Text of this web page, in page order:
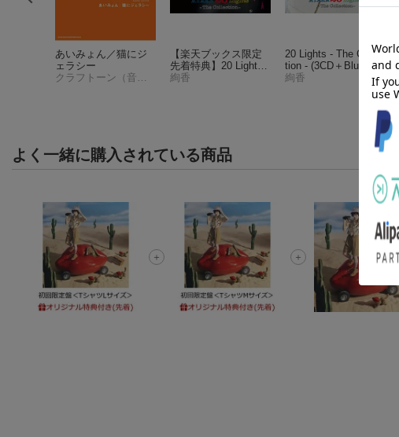
あいみょん／猫にジ
ェラシー
【楽天ブックス限定
先着特典】20 Lights -
The Collection -(アク
絢香
20 Lights - The Collec
tion - (3CD＋Blu-ray)
絢香
よく一緒に購入されている商品